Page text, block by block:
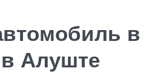
в
Алуште